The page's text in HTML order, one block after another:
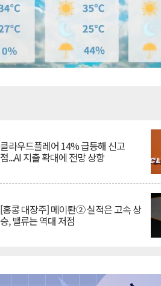
클라우드플레어 14% 급등해 신고
점...AI 지출 확대에 전망 상향
[홍콩 대장주] 메이퇀② 실적은 고속 상
승, 밸류는 역대 저점